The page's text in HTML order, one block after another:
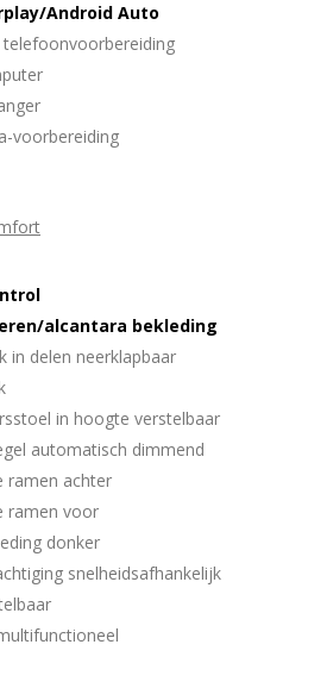
Android Auto
voorbereiding
alcantara bekleding
in delen neerklapbaar
in hoogte verstelbaar
automatisch dimmend
ramen achter
ramen voor
donker
snelheidsafhankelijk